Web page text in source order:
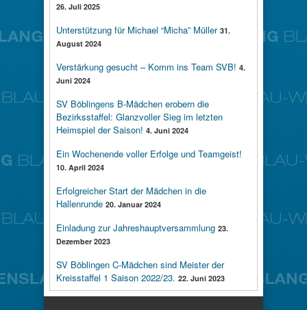
26. Juli 2025
Unterstützung für Michael “Micha” Müller 31.
August 2024
Verstärkung gesucht – Komm ins Team SVB! 4.
Juni 2024
SV Böblingens B-Mädchen erobern die
Bezirksstaffel: Glanzvoller Sieg im letzten
Heimspiel der Saison! 4. Juni 2024
Ein Wochenende voller Erfolge und Teamgeist!
10. April 2024
Erfolgreicher Start der Mädchen in die
Hallenrunde 20. Januar 2024
Einladung zur Jahreshauptversammlung 23.
Dezember 2023
SV Böblingen C-Mädchen sind Meister der
Kreisstaffel 1 Saison 2022/23. 22. Juni 2023